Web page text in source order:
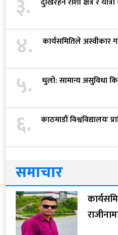
३.
४. कार्यसमितिले अस्वीकार
५. धुलो: सामान्य असुविधा
६. काठमाडौं विश्वविद्यालयः
समाचार